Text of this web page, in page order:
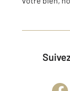
Suivez l’actualité immobilière et